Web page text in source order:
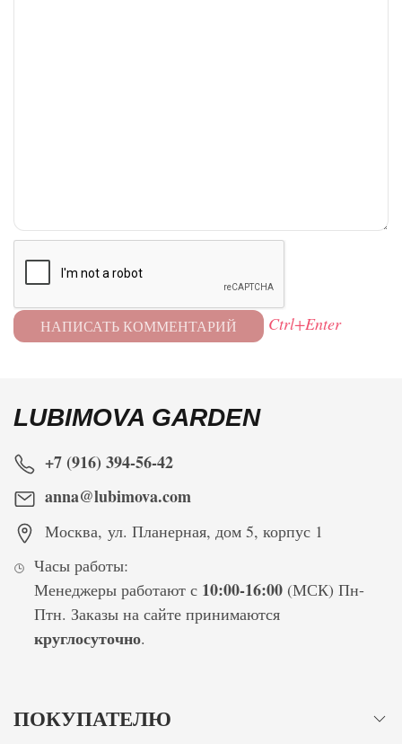
Ctrl+Enter
LUBIMOVA GARDEN
+7 (916) 394-56-42
anna@lubimova.com
Москва, ул. Планерная, дом 5, корпус 1
Часы работы:
Менеджеры работают с 10:00-16:00(МСК) Пн-
Птн. Заказы на сайте принимаются
круглосуточно.
ПОКУПАТЕЛЮ